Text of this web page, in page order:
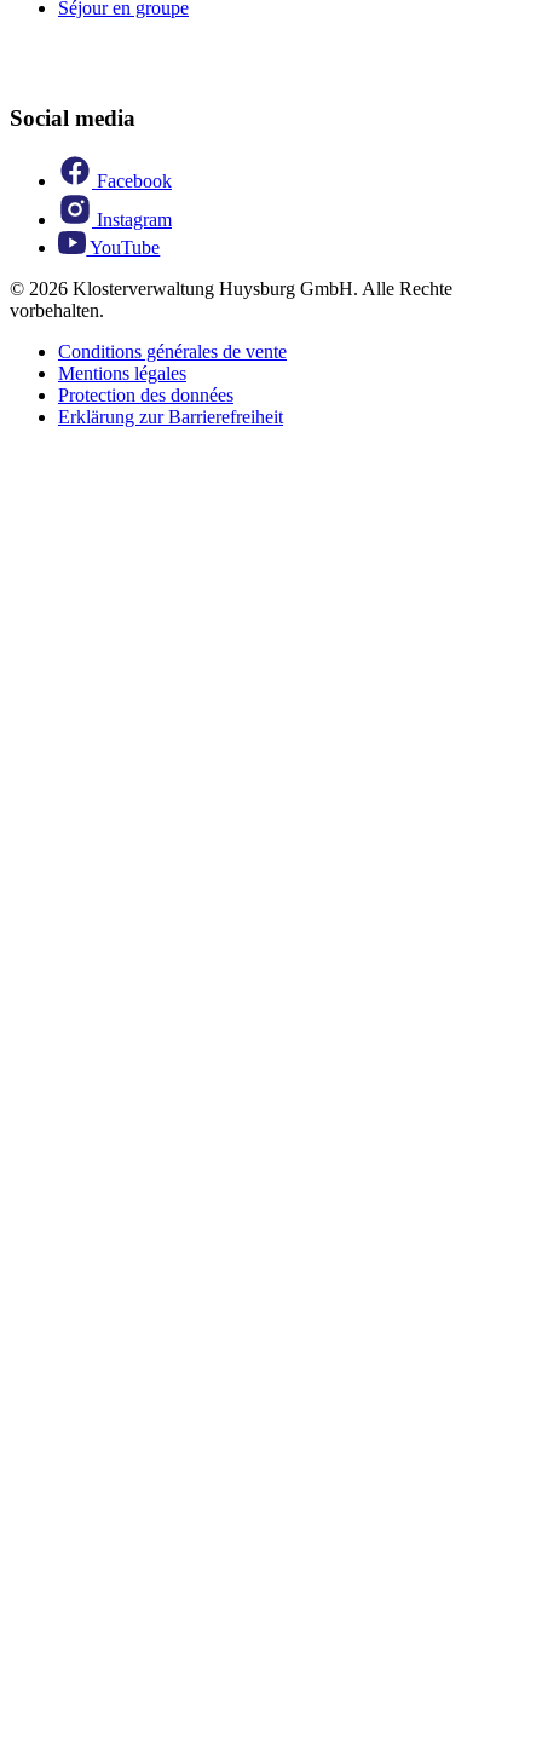
Séjour en groupe
Social media
Facebook
Instagram
YouTube
© 2026 Klosterverwaltung Huysburg GmbH. Alle Rechte
vorbehalten.
Conditions générales de vente
Mentions légales
Protection des données
Erklärung zur Barrierefreiheit